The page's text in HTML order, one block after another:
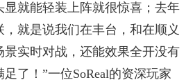
就能轻装上阵就很惊喜；去年
就是说我们在丰台，和在顺义
景实时对战，还能效果全开没有
了！”一位SoReal的资深玩家